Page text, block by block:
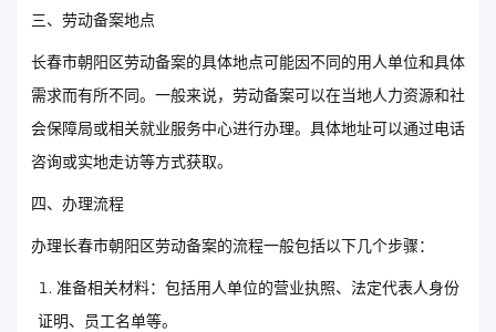
三、劳动备案地点
长春市朝阳区劳动备案的具体地点可能因不同的用人单位和具体
需求而有所不同。一般来说，劳动备案可以在当地人力资源和社
会保障局或相关就业服务中心进行办理。具体地址可以通过电话
咨询或实地走访等方式获取。
四、办理流程
办理长春市朝阳区劳动备案的流程一般包括以下几个步骤：
准备相关材料：包括用人单位的营业执照、法定代表人身份
证明、员工名单等。